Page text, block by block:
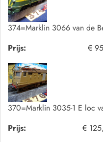
374=Marklin 3066 van de
Prijs:
€
370=Marklin 3035-1 E loc
Prijs:
€